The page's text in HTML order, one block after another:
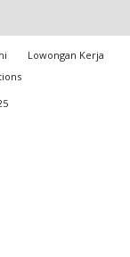
Lowongan Kerja